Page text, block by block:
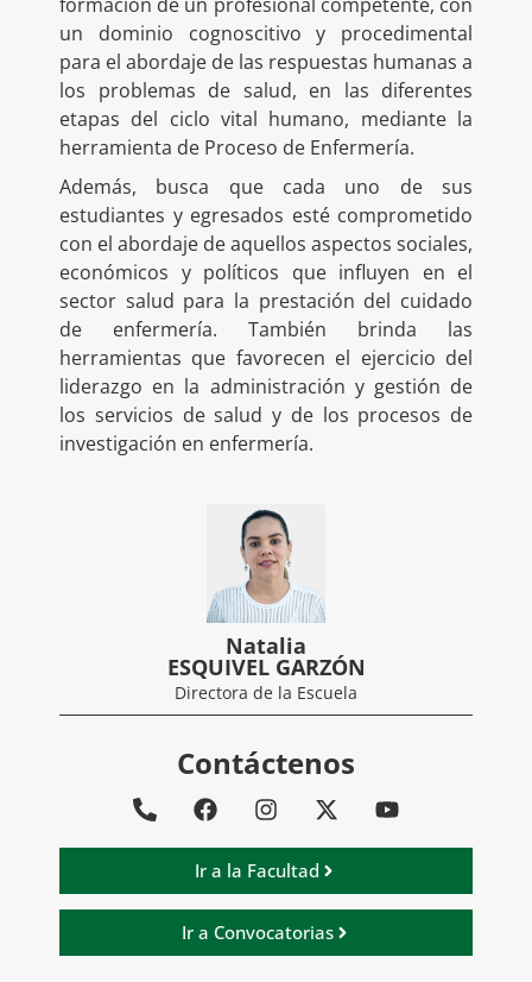
un dominio cognoscitivo y procedimental
para el abordaje de las respuestas humanas a
los problemas de salud, en las diferentes
etapas del ciclo vital humano, mediante la
herramienta de Proceso de Enfermería.
Además, busca que cada uno de sus
estudiantes y egresados esté comprometido
con el abordaje de aquellos aspectos sociales,
económicos y políticos que influyen en el
sector salud para la prestación del cuidado
de enfermería. También brinda las
herramientas que favorecen el ejercicio del
liderazgo en la administración y gestión de
los servicios de salud y de los procesos de
investigación en enfermería.
Natalia
ESQUIVEL GARZÓN
Directora de la Escuela
Contáctenos
Ir a la Facultad
Ir a Convocatorias